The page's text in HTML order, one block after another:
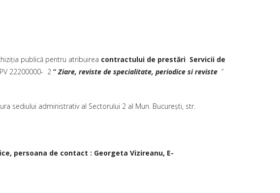
publică pentru atribuirea contractului de prestări Servicii de
22200000- 2 ”Ziare, reviste de specialitate, periodice si reviste ”
sediului administrativ al Sectorului 2 al Mun. Bucureşti, str.
persoana de contact : Georgeta Vizireanu, E-